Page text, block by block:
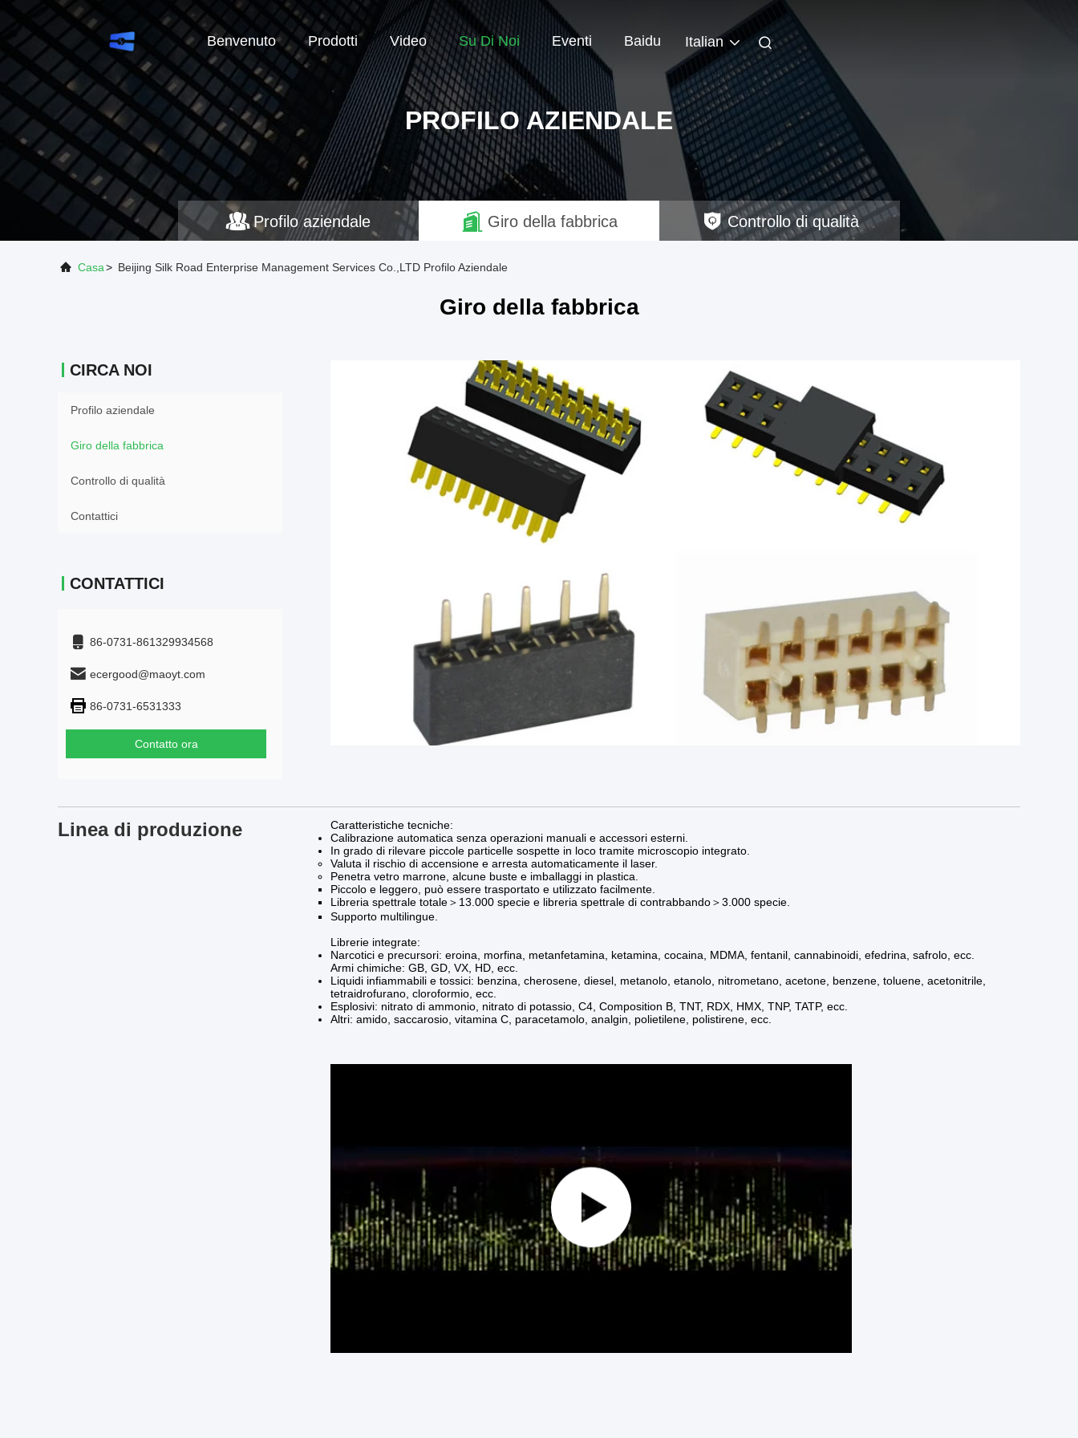
Benvenuto Prodotti Video Su Di Noi Eventi Baidu Italian
PROFILO AZIENDALE
Profilo aziendale Giro della fabbrica Controllo di qualità
Casa> Beijing Silk Road Enterprise Management Services Co.,LTD Profilo Aziendale
Giro della fabbrica
CIRCA NOI
Profilo aziendale
Giro della fabbrica
Controllo di qualità
Contattici
CONTATTICI
86-0731-861329934568
ecergood@maoyt.com
86-0731-6531333
Contatto ora
Linea di produzione
Caratteristiche tecniche:
Calibrazione automatica senza operazioni manuali e accessori esterni.
In grado di rilevare piccole particelle sospette in loco tramite microscopio integrato.
Valuta il rischio di accensione e arresta automaticamente il laser.
Penetra vetro marrone, alcune buste e imballaggi in plastica.
Piccolo e leggero, può essere trasportato e utilizzato facilmente.
Libreria spettrale totale＞13.000 specie e libreria spettrale di contrabbando＞3.000 specie.
Supporto multilingue.
Librerie integrate:
Narcotici e precursori: eroina, morfina, metanfetamina, ketamina, cocaina, MDMA, fentanil, cannabinoidi, efedrina, safrolo, ecc.
Armi chimiche: GB, GD, VX, HD, ecc.
Liquidi infiammabili e tossici: benzina, cherosene, diesel, metanolo, etanolo, nitrometano, acetone, benzene, toluene, acetonitrile,
tetraidrofurano, cloroformio, ecc.
Esplosivi: nitrato di ammonio, nitrato di potassio, C4, Composition B, TNT, RDX, HMX, TNP, TATP, ecc.
Altri: amido, saccarosio, vitamina C, paracetamolo, analgin, polietilene, polistirene, ecc.